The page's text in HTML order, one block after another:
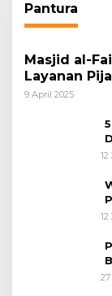
Pantura
Masjid al-
Layanan
bagi
9 April 2025